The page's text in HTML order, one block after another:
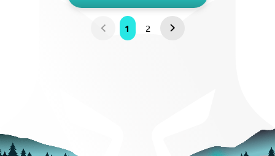
Predchádzajúca
1 2
Nasledujúca